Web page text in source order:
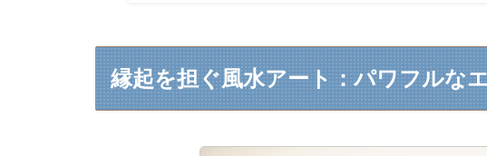
縁起を担ぐ風水アート：パワフルな